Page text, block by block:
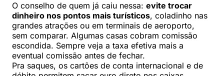
O conselho de quem já caiu nessa: evite trocar
dinheiro nos pontos mais turísticos, coladinho nas
grandes atrações ou em terminais de aeroporto,
sem comparar. Algumas casas cobram comissão
escondida. Sempre veja a taxa efetiva mais a
eventual comissão antes de fechar.
Pra saques, os cartões de conta internacional e de